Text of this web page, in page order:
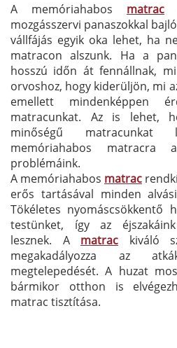
A memóriahabos matrac
mozgásszervi panaszokkal
vállfájás egyik oka lehet, ha
matracon alszunk. Ha a
hosszú időn át fennállnak,
orvoshoz, hogy kiderüljön, mi
emellett mindenképpen
matracunkat. Az is lehet,
minőségű
memóriahabos matracra
problémáink.
A memóriahabos matrac
erős tartásával minden
Tökéletes nyomáscsökkentő
testünket, így az
lesznek. A matrac kiváló
megakadályozza az
megtelepedését. A huzat
bármikor otthon is
matrac tisztítása.